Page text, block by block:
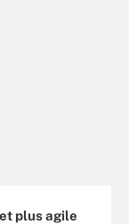
plus agile